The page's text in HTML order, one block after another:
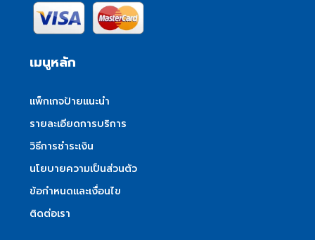
เมนูหลัก
แพ็กเกจป้ายแนะนำ
รายละเอียดการบริการ
วิธีการชำระเงิน
นโยบายความเป็นส่วนตัว
ข้อกำหนดและเงื่อนไข
ติดต่อเรา